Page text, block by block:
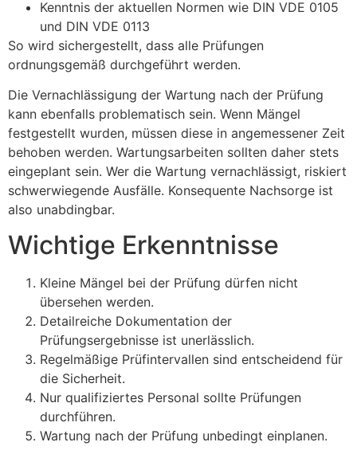
Kenntnis der aktuellen Normen wie DIN VDE 0105
und DIN VDE 0113
So wird sichergestellt, dass alle Prüfungen
ordnungsgemäß durchgeführt werden.
Die Vernachlässigung der Wartung nach der Prüfung
kann ebenfalls problematisch sein. Wenn Mängel
festgestellt wurden, müssen diese in angemessener Zeit
behoben werden. Wartungsarbeiten sollten daher stets
eingeplant sein. Wer die Wartung vernachlässigt, riskiert
schwerwiegende Ausfälle. Konsequente Nachsorge ist
also unabdingbar.
Wichtige Erkenntnisse
Kleine Mängel bei der Prüfung dürfen nicht
übersehen werden.
Detailreiche Dokumentation der
Prüfungsergebnisse ist unerlässlich.
Regelmäßige Prüfintervallen sind entscheidend für
die Sicherheit.
Nur qualifiziertes Personal sollte Prüfungen
durchführen.
Wartung nach der Prüfung unbedingt einplanen.